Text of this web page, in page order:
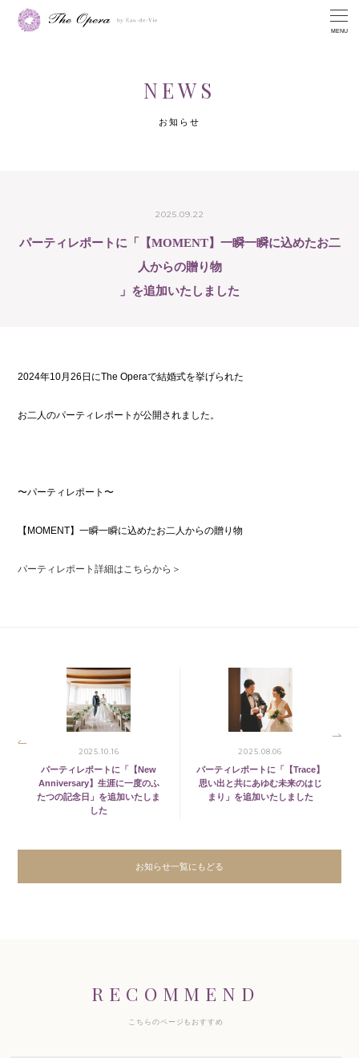
MENU
NEWS
お知らせ
2025.09.22
パーティレポートに「【MOMENT】一瞬一瞬に込めたお二
人からの贈り物
」を追加いたしました
2024年10月26日にThe Operaで結婚式を挙げられた
お二人のパーティレポートが公開されました。
〜パーティレポート〜
【MOMENT】一瞬一瞬に込めたお二人からの贈り物
パーティレポート詳細はこちらから＞
2025.10.16
パーティレポートに「【New
Anniversary】生涯に一度のふ
たつの記念日」を追加いたしま
した
2025.08.06
パーティレポートに「【Trace】
思い出と共にあゆむ未来のはじ
まり」を追加いたしました
お知らせ一覧にもどる
RECOMMEND
こちらのページもおすすめ